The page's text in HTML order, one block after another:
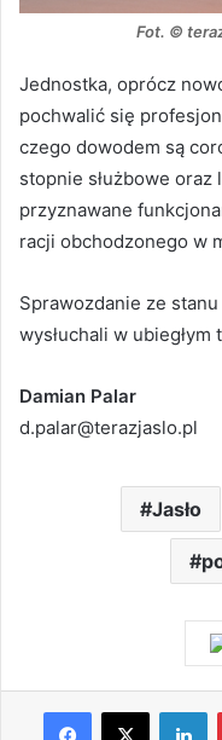
Fot. ©
Jednostka, oprócz
pochwalić się
czego dowodem są
stopnie służbowe
przyznawane
racji obchodzonego w
Sprawozdanie ze
wysłuchali w
Damian Palar
d.palar@terazjaslo.pl
Jasło
Facebook
X